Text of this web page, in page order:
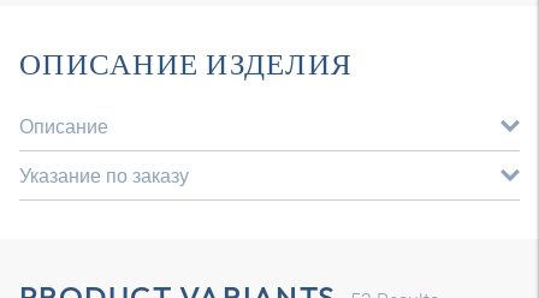
ОПИСАНИЕ ИЗДЕЛИЯ
Описание
Указание по заказу